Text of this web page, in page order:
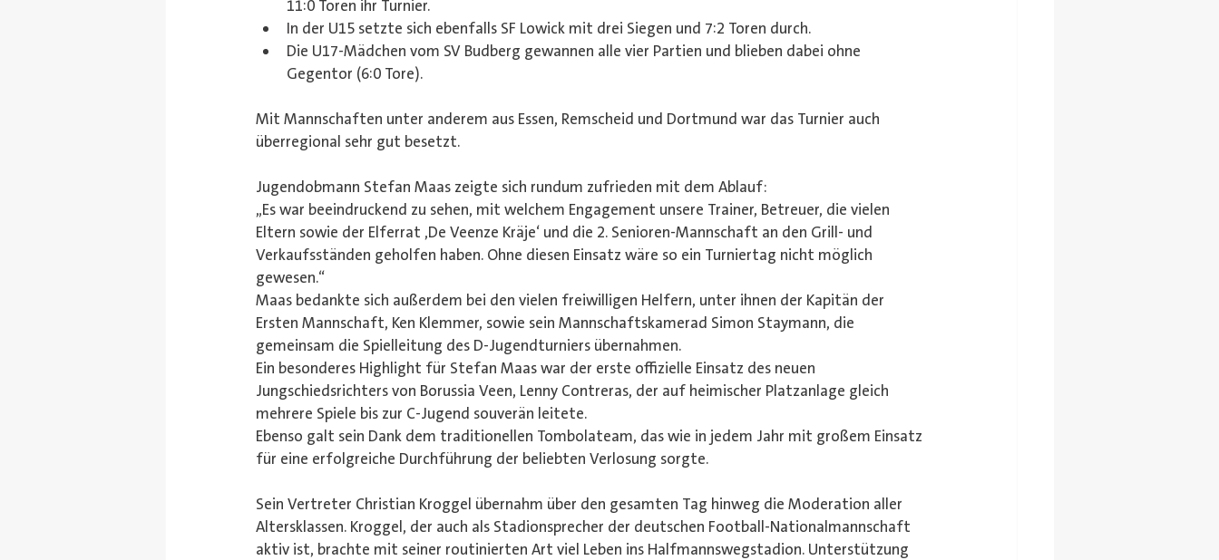
11:0 Toren ihr Turnier.
In der U15 setzte sich ebenfalls SF Lowick mit drei Siegen und 7:2 Toren durch.
Die U17-Mädchen vom SV Budberg gewannen alle vier Partien und blieben dabei ohne
Gegentor (6:0 Tore).
Mit Mannschaften unter anderem aus Essen, Remscheid und Dortmund war das Turnier auch
überregional sehr gut besetzt.
Jugendobmann Stefan Maas zeigte sich rundum zufrieden mit dem Ablauf:
„Es war beeindruckend zu sehen, mit welchem Engagement unsere Trainer, Betreuer, die vielen
Eltern sowie der Elferrat ‚De Veenze Kräje‘ und die 2. Senioren-Mannschaft an den Grill- und
Verkaufsständen geholfen haben. Ohne diesen Einsatz wäre so ein Turniertag nicht möglich
gewesen.“
Maas bedankte sich außerdem bei den vielen freiwilligen Helfern, unter ihnen der Kapitän der
Ersten Mannschaft, Ken Klemmer, sowie sein Mannschaftskamerad Simon Staymann, die
gemeinsam die Spielleitung des D-Jugendturniers übernahmen.
Ein besonderes Highlight für Stefan Maas war der erste offizielle Einsatz des neuen
Jungschiedsrichters von Borussia Veen, Lenny Contreras, der auf heimischer Platzanlage gleich
mehrere Spiele bis zur C-Jugend souverän leitete.
Ebenso galt sein Dank dem traditionellen Tombolateam, das wie in jedem Jahr mit großem Einsatz
für eine erfolgreiche Durchführung der beliebten Verlosung sorgte.
Sein Vertreter Christian Kroggel übernahm über den gesamten Tag hinweg die Moderation aller
Altersklassen. Kroggel, der auch als Stadionsprecher der deutschen Football-Nationalmannschaft
aktiv ist, brachte mit seiner routinierten Art viel Leben ins Halfmannswegstadion. Unterstützung